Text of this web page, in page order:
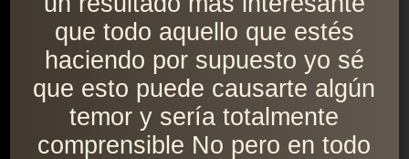
que todo aquello que estés
haciendo por supuesto yo sé
que esto puede causarte algún
temor y sería totalmente
comprensible No pero en todo